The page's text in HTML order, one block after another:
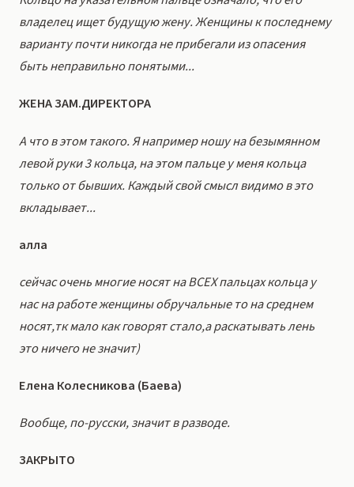
владелец ищет будущую жену. Женщины к последнему
варианту почти никогда не прибегали из опасения
быть неправильно понятыми...
ЖЕНА ЗАМ.ДИРЕКТОРА
А что в этом такого. Я например ношу на безымянном
левой руки 3 кольца, на этом пальце у меня кольца
только от бывших. Каждый свой смысл видимо в это
вкладывает...
алла
сейчас очень многие носят на ВСЕХ пальцах кольца у
нас на работе женщины обручальные то на среднем
носят,тк мало как говорят стало,а раскатывать лень
это ничего не значит)
Елена Колесникова (Баева)
Вообще, по-русски, значит в разводе.
ЗАКРЫТО